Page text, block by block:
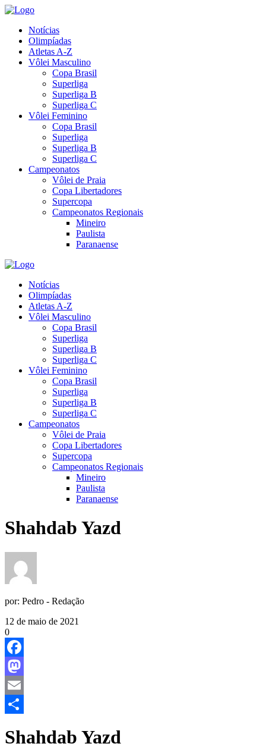
Notícias
Olimpíadas
Atletas A-Z
Vôlei Masculino
Copa Brasil
Superliga
Superliga B
Superliga C
Vôlei Feminino
Copa Brasil
Superliga
Superliga B
Superliga C
Campeonatos
Vôlei de Praia
Copa Libertadores
Supercopa
Campeonatos Regionais
Mineiro
Paulista
Paranaense
Notícias
Olimpíadas
Atletas A-Z
Vôlei Masculino
Copa Brasil
Superliga
Superliga B
Superliga C
Vôlei Feminino
Copa Brasil
Superliga
Superliga B
Superliga C
Campeonatos
Vôlei de Praia
Copa Libertadores
Supercopa
Campeonatos Regionais
Mineiro
Paulista
Paranaense
Shahdab Yazd
por: Pedro - Redação
12 de maio de 2021
0
Facebook
Mastodon
Email
Shahdab Yazd